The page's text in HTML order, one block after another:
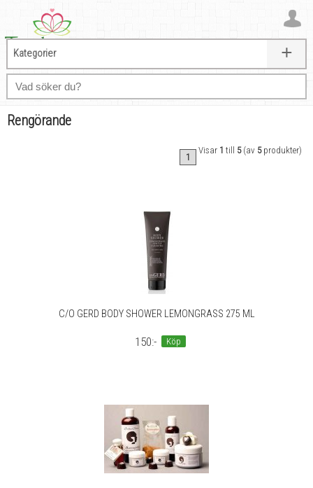
+
Kategorier
Rengörande
Visar 1 till 5(av 5produkter)
1
C/O GERD BODY SHOWER LEMONGRASS 275 ML
150:- Köp